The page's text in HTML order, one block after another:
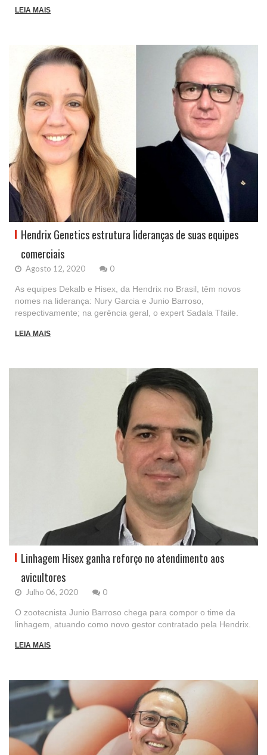
LEIA MAIS
Hendrix Genetics estrutura lideranças de suas equipes
comerciais
Agosto 12, 2020 0
As equipes Dekalb e Hisex, da Hendrix no Brasil, têm novos
nomes na liderança: Nury Garcia e Junio Barroso,
respectivamente; na gerência geral, o expert Sadala Tfaile.
LEIA MAIS
Linhagem Hisex ganha reforço no atendimento aos
avicultores
Julho 06, 2020 0
O zootecnista Junio Barroso chega para compor o time da
linhagem, atuando como novo gestor contratado pela Hendrix.
LEIA MAIS